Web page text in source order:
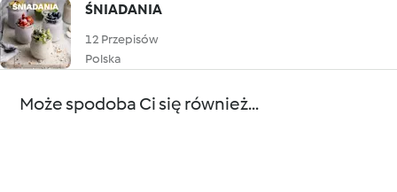
ŚNIADANIA
12 Przepisów
Polska
Może spodoba Ci się również...